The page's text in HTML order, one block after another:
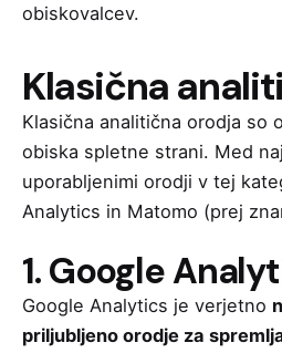
obiskovalcev.
Klasična
Klasična analitična orodja so
obiska spletne strani. Med
uporabljenimi orodji v tej
Analytics in Matomo (prej
1. Google
Google Analytics je verjetno
priljubljeno orodje za